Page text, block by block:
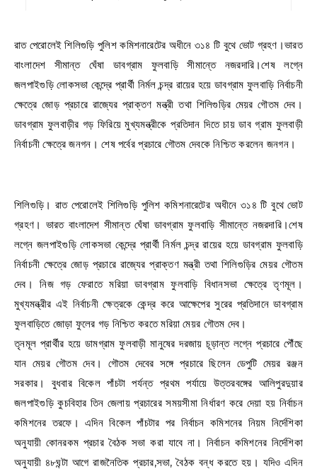
রাত পেরোলেই শিলিগুড়ি পুলিশ কমিশনারেটের অধীনে ৩১৪ টি বুথে ভোট গ্রহণ।ভারত
বাংলাদেশ সীমান্ত ঘেঁষা ডাবগ্রাম ফুলবাড়ি সীমান্তে নজরদারি।শেষ লগ্নে
জলপাইগুড়ি লোকসভা কেন্দ্রে প্রার্থী নির্মল চন্দ্র রায়ের হয়ে ডাবগ্রাম ফুলবাড়ি নির্বাচনী
ক্ষেত্রে জোড় প্রচারে রাজ্যের প্রাক্তণ মন্ত্রী তথা শিলিগুড়ির মেয়র গৌতম দেব।
ডাবগ্রাম ফুলবাড়ীর গড় ফিরিয়ে মুখ্যমন্ত্রীকে প্রতিদান দিতে চায় ডাব গ্রাম ফুলবাড়ী
নির্বাচনী ক্ষেত্রে জনগন। শেষ পর্বের প্রচারে গৌতম দেবকে নিশ্চিত করলেন জনগন।
শিলিগুড়ি। রাত পেরোলেই শিলিগুড়ি পুলিশ কমিশনারেটের অধীনে ৩১৪ টি বুথে ভোট
গ্রহণ। ভারত বাংলাদেশ সীমান্ত ঘেঁষা ডাবগ্রাম ফুলবাড়ি সীমান্তে নজরদারি।শেষ
লগ্নে জলপাইগুড়ি লোকসভা কেন্দ্রে প্রার্থী নির্মল চন্দ্র রায়ের হয়ে ডাবগ্রাম ফুলবাড়ি
নির্বাচনী ক্ষেত্রে জোড় প্রচারে রাজ্যের প্রাক্তণ মন্ত্রী তথা শিলিগুড়ির মেয়র গৌতম
দেব। নিজ গড় ফেরাতে মরিয়া ডাবগ্রাম ফুলবাড়ি বিধানসভা ক্ষেত্রে তৃণমূল।
মুখ্যমন্ত্রীর এই নির্বাচনী ক্ষেত্রকে কেন্দ্র করে আক্ষেপের সুরের প্রতিদানে ডাবগ্রাম
ফুলবাড়িতে জোড়া ফুলের গড় নিশ্চিত করতে মরিয়া মেয়র গৌতম দেব।
তৃনমূল প্রার্থীর হয়ে ডামগ্রাম ফুলবাড়ী মানুষের দরজায় চূড়ান্ত লগ্নে প্রচারে পৌঁছে
যান মেয়র গৌতম দেব। গৌতম দেবের সঙ্গে প্রচারে ছিলেন ডেপুটি মেয়র রঞ্জন
সরকার। বুধবার বিকেল পাঁচটা পর্যন্ত প্রথম পর্যায়ে উত্তরবঙ্গের আলিপুরদুয়ার
জলপাইগুড়ি কুচবিহার তিন জেলায় প্রচারের সময়সীমা নির্ধারণ করে দেয়া হয় নির্বাচন
কমিশনের তরফে। এদিন বিকেল পাঁচটার পর নির্বাচন কমিশনের নিয়ম নির্দেশিকা
অনুযায়ী কোনরকম প্রচার বৈঠক সভা করা যাবে না। নির্বাচন কমিশনের নির্দেশিকা
অনুযায়ী ৪৮ঘন্টা আগে রাজনৈতিক প্রচার,সভা, বৈঠক বন্ধ করতে হয়। যদিও এদিন